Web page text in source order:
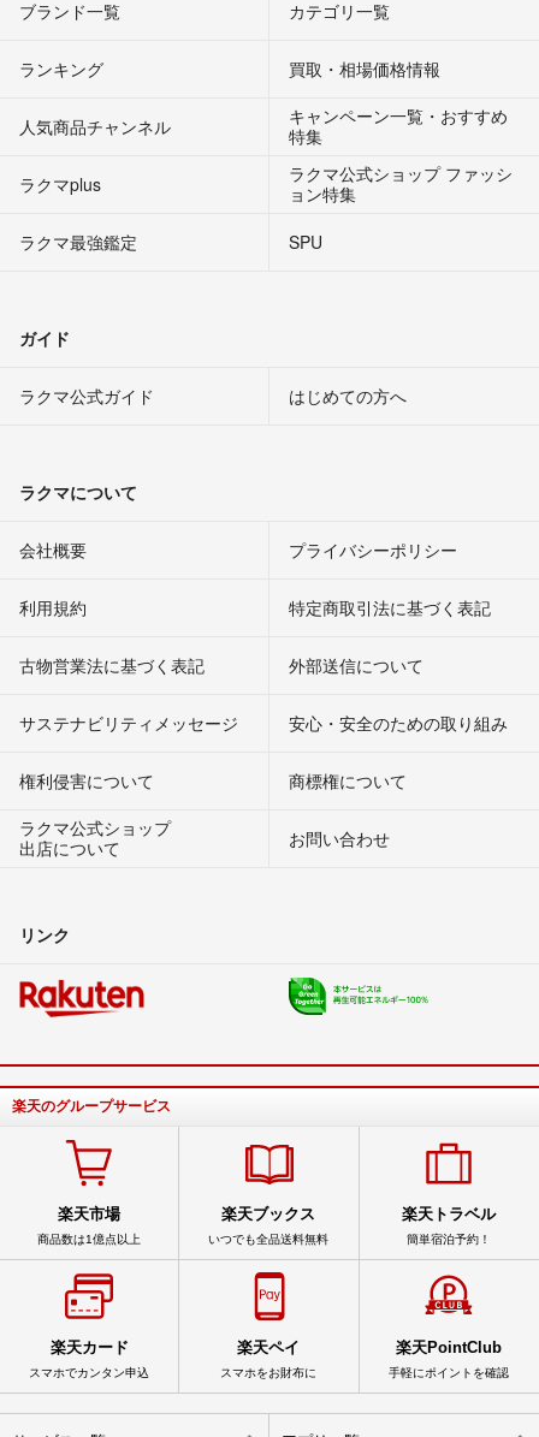
ブランド一覧 カテゴリ一覧
ランキング 買取・相場価格情報
人気商品チャンネル
キャンペーン一覧・おすすめ
特集
ラクマplus
ラクマ公式ショップ ファッシ
ョン特集
ラクマ最強鑑定
SPU
ガイド
ラクマ公式ガイド はじめての方へ
ラクマについて
会社概要 プライバシーポリシー
利用規約 特定商取引法に基づく表記
古物営業法に基づく表記 外部送信について
サステナビリティメッセージ 安心・安全のための取り組み
権利侵害について
商標権について
ラクマ公式ショップ
出店について
お問い合わせ
リンク
楽天のグループサービス
楽天市場
商品数は1億点以上
楽天ブックス
いつでも全品送料無料
楽天トラベル
簡単宿泊予約！
楽天カード
スマホでカンタン申込
楽天ペイ
スマホをお財布に
楽天PointClub
手軽にポイントを確認